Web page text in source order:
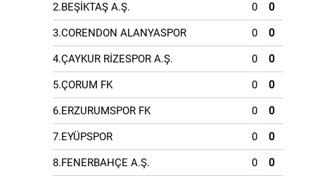
2.BEŞİKTAŞ A.Ş. 0 0
3.CORENDON ALANYASPOR 0 0
4.ÇAYKUR RİZESPOR A.Ş. 0 0
5.ÇORUM FK 0 0
6.ERZURUMSPOR FK 0 0
7.EYÜPSPOR 0 0
8.FENERBAHÇE A.Ş. 0 0